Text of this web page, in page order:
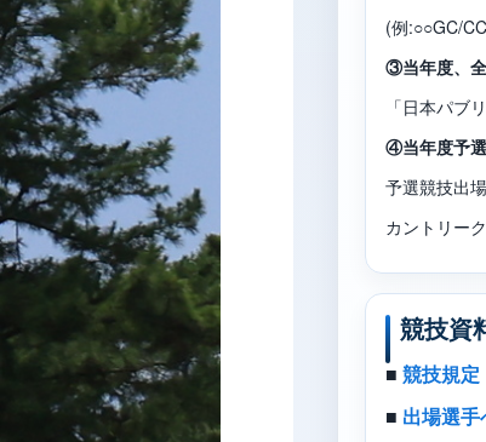
(例:○○GC/
③当年度、
「日本パブ
④当年度予
予選競技出
カントリー
競技資
■ 競技規定
■ 出場選